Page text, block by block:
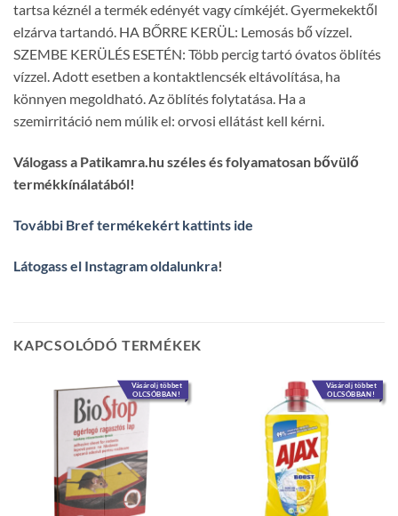
tartsa kéznél a termék edényét vagy címkéjét. Gyermekektől
elzárva tartandó. HA BŐRRE KERÜL: Lemosás bő vízzel.
SZEMBE KERÜLÉS ESETÉN: Több percig tartó óvatos öblítés
vízzel. Adott esetben a kontaktlencsék eltávolítása, ha
könnyen megoldható. Az öblítés folytatása. Ha a
szemirritáció nem múlik el: orvosi ellátást kell kérni.
Válogass a Patikamra.hu széles és folyamatosan bővülő
termékkínálatából!
További Bref termékekért kattints ide
Látogass el Instagram oldalunkra!
KAPCSOLÓDÓ TERMÉKEK
Vásárolj többet
OLCSÓBBAN!
Vásárolj többet
OLCSÓBBAN!